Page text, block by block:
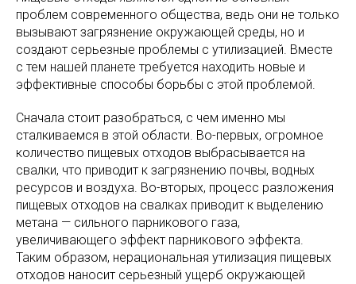
проблем современного общества, ведь они не только
вызывают загрязнение окружающей среды, но и
создают серьезные проблемы с утилизацией. Вместе
с тем нашей планете требуется находить новые и
эффективные способы борьбы с этой проблемой.
Сначала стоит разобраться, с чем именно мы
сталкиваемся в этой области. Во-первых, огромное
количество пищевых отходов выбрасывается на
свалки, что приводит к загрязнению почвы, водных
ресурсов и воздуха. Во-вторых, процесс разложения
пищевых отходов на свалках приводит к выделению
метана — сильного парникового газа,
увеличивающего эффект парникового эффекта.
Таким образом, нерациональная утилизация пищевых
отходов наносит серьезный ущерб окружающей